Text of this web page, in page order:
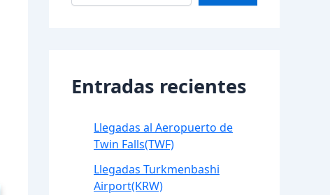
Entradas recientes
Llegadas al Aeropuerto de
Twin Falls(TWF)
Llegadas Turkmenbashi
Airport(KRW)